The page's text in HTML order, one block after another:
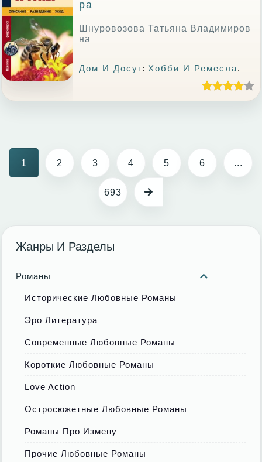
Ра
Шнуровозова Татьяна Владимиров
на
Дом И Досуг: Хобби И Ремесла.
1 2 3 4 5 6 ...
693
Жанры И Разделы
Романы
Исторические Любовные Романы
Эро Литература
Современные Любовные Романы
Короткие Любовные Романы
Love Action
Остросюжетные Любовные Романы
Романы Про Измену
Прочие Любовные Романы